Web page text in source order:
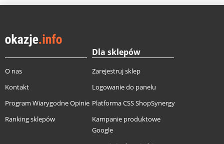
O nas
Kontakt
Program Wiarygodne Opinie
Ranking sklepów
Dla sklepów
Zarejestruj sklep
Logowanie do panelu
Platforma CSS ShopSynergy
Kampanie produktowe
Google